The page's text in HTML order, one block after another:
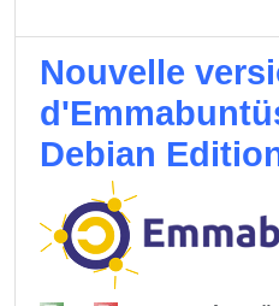
Nouvelle
Debian